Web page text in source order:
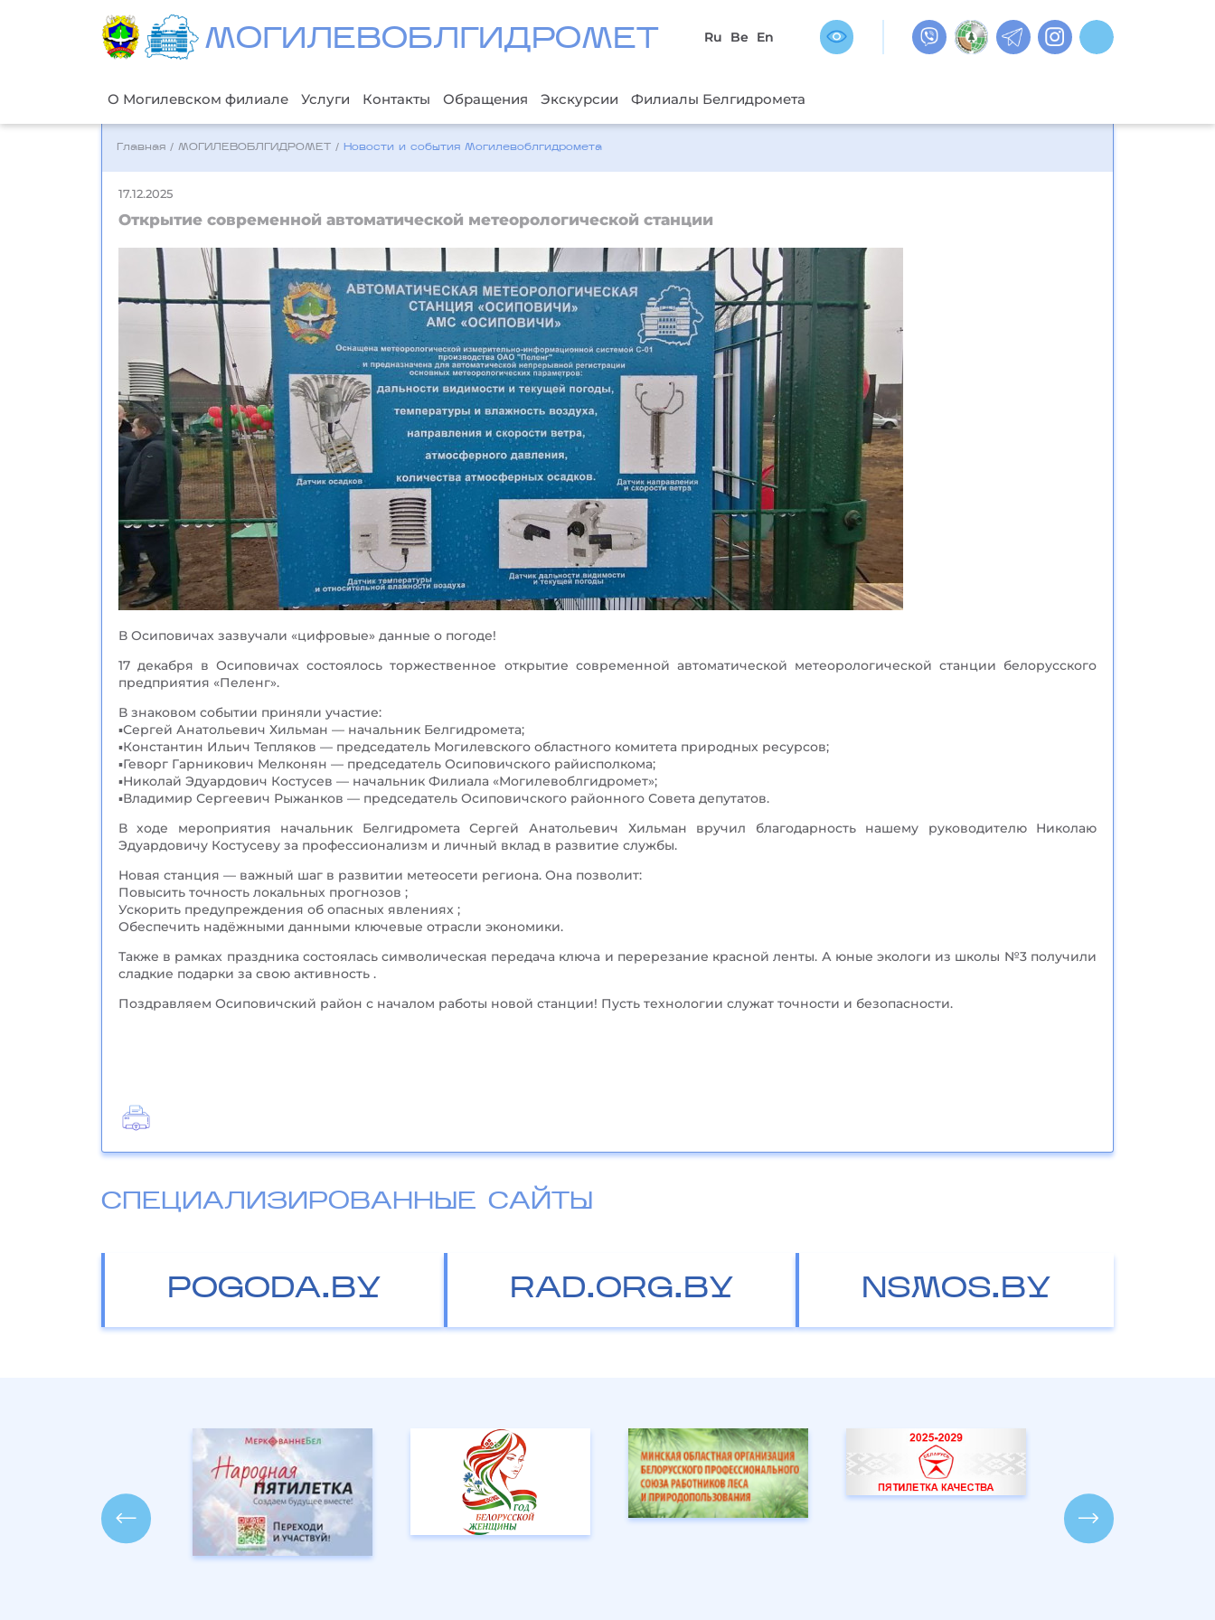
МОГИЛЕВОБЛГИДРОМЕТ Ru Be En
О Могилевском филиале Услуги Контакты Обращения Экскурсии Филиалы Белгидромета
Главная /МОГИЛЕВОБЛГИДРОМЕТ / Новости и события Могилевоблгидромета
17.12.2025
Открытие современной автоматической метеорологической станции
В Осиповичах зазвучали «цифровые» данные о погоде!
17 декабря в Осиповичах состоялось торжественное открытие современной автоматической метеорологической станции белорусского
предприятия «Пеленг».
В знаковом событии приняли участие:
▪️Сергей Анатольевич Хильман — начальник Белгидромета;
▪️Константин Ильич Тепляков — председатель Могилевского областного комитета природных ресурсов;
▪️Геворг Гарникович Мелконян — председатель Осиповичского райисполкома;
▪️Николай Эдуардович Костусев — начальник Филиала «Могилевоблгидромет»;
▪️Владимир Сергеевич Рыжанков — председатель Осиповичского районного Совета депутатов.
В ходе мероприятия начальник Белгидромета Сергей Анатольевич Хильман вручил благодарность нашему руководителю Николаю
Эдуардовичу Костусеву за профессионализм и личный вклад в развитие службы.
Новая станция — важный шаг в развитии метеосети региона. Она позволит:
Повысить точность локальных прогнозов ;
Ускорить предупреждения об опасных явлениях ;
Обеспечить надёжными данными ключевые отрасли экономики.
Также в рамках праздника состоялась символическая передача ключа и перерезание красной ленты. А юные экологи из школы №3 получили
сладкие подарки за свою активность .
Поздравляем Осиповичский район с началом работы новой станции! Пусть технологии служат точности и безопасности.
СПЕЦИАЛИЗИРОВАННЫЕ САЙТЫ
POGODA.BY RAD.ORG.BY NSMOS.BY